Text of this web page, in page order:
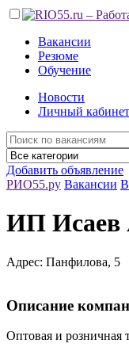
Вакансии
Резюме
Обучение
Новости
Личный кабинет
Добавить объявление
РИО55.ру Вакансии
ИП Исаев
Адрес: Панфилова, 5
Описание
Оптовая и розничная